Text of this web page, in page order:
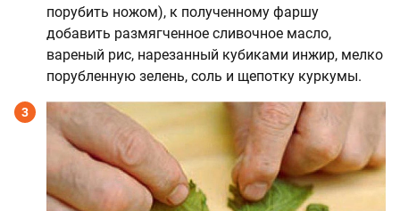
порубить ножом), к полученному фаршу
добавить размягченное сливочное масло,
вареный рис, нарезанный кубиками инжир, мелко
порубленную зелень, соль и щепотку куркумы.
3